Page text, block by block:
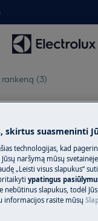
(3)
kištuką iš lizdo.
reikia perkelti
skirtus suasmeninti
technologijas, kad
naršymą mūsų
„Leisti visus slapukus“
ypatingus
nebūtinus slapukus, todėl
informacijos rasite mūsų